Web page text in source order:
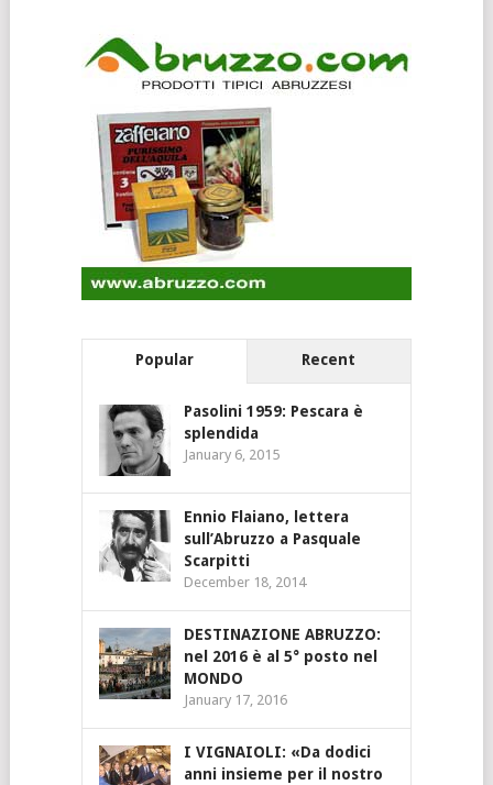
Popular Recent
Pasolini 1959: Pescara è
splendida
January 6, 2015
Ennio Flaiano, lettera
sull’Abruzzo a Pasquale
Scarpitti
December 18, 2014
DESTINAZIONE ABRUZZO:
nel 2016 è al 5° posto nel
MONDO
January 17, 2016
I VIGNAIOLI: «Da dodici
anni insieme per il nostro